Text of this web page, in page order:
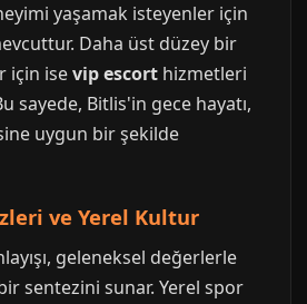
yaşamak isteyenler için
Daha üst düzey bir
için isevip escort hizmetleri
sayede, Bitlis'in gece hayatı,
uygun bir şekilde
ve Yerel Kultur
geleneksel değerlerle
sentezini sunar. Yerel spor